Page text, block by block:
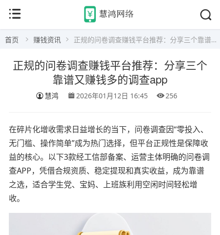
首页 赚钱资讯 正规的问卷调查赚钱平台推荐：分享三个靠谱又赚钱多的调查app
正规的问卷调查赚钱平台推荐：分享三个
靠谱又赚钱多的调查app
慧鸿 2026年01月12日 16:45 256
在碎片化增收需求日益增长的当下，问卷调查因“零投入、
无门槛、操作简单”成为热门选择，但平台正规性是保障收
益的核心。以下3款经工信部备案、运营主体明确的问卷调
查APP，凭借合规资质、稳定提现和真实收益，成为靠谱
之选，适合学生党、宝妈、上班族利用空闲时间轻松增
收。